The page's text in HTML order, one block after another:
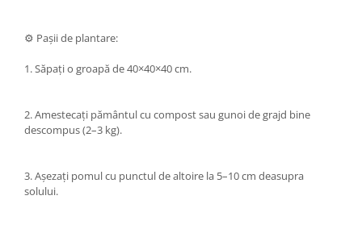
⚙️ Pașii de plantare:
1. Săpați o groapă de 40×40×40 cm.
2. Amestecați pământul cu compost sau gunoi de grajd bine
descompus (2–3 kg).
3. Așezați pomul cu punctul de altoire la 5–10 cm deasupra
solului.